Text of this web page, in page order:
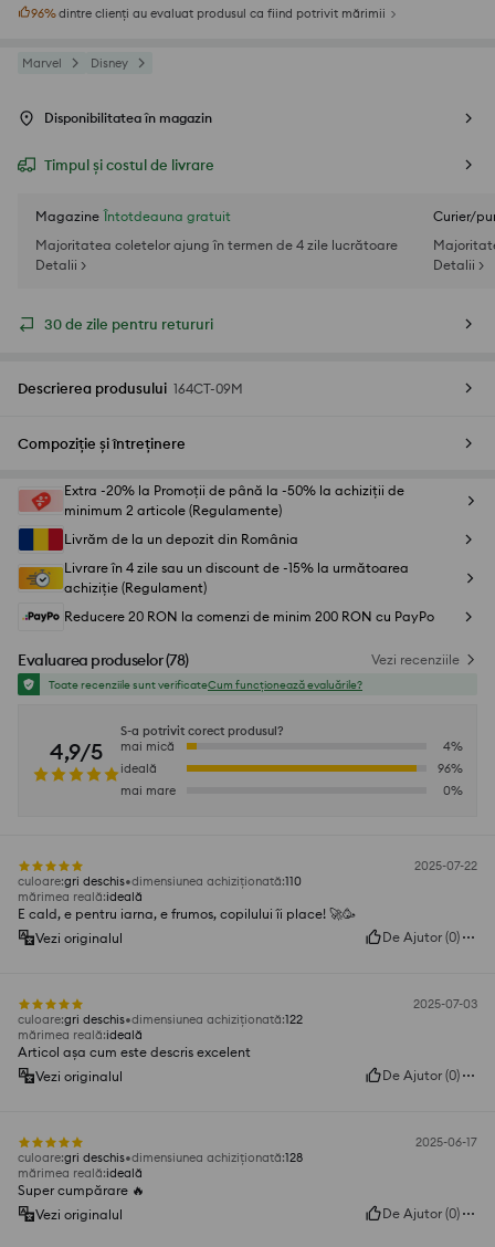
96%dintre clienți au evaluat produsul ca fiind potrivit mărimii
Marvel Disney
Disponibilitatea în magazin
Timpul și costul de livrare
Magazine Întotdeauna gratuit
Majoritatea coletelor ajung în termen de 4 zile lucrătoare
Detalii >
Curier/
Detalii >
30 de zile pentru retururi
Descrierea produsului 164CT-09M
Compoziție și întreținere
Extra -20% la Promoții de până la -50% la achiziții de
minimum 2 articole (Regulamente)
Livrăm de la un depozit din România
Livrare în 4 zile sau un discount de -15% la următoarea
achiziție (Regulament)
Reducere 20 RON la comenzi de minim 200 RON cu PayPo
Evaluarea produselor(78) Vezi recenziile
Toate recenziile sunt verificateCum funcționează evaluările?
4,9/5
S-a potrivit corect produsul?
mai mică
4%
ideală
96%
mai mare
0%
2025-07-22
culoare:gri deschis dimensiunea achiziționată:110
mărimea reală:ideală
E cald, e pentru iarna, e frumos, copilului îi place! 🚀🥳
Vezi originalul
De Ajutor (0)
2025-07-03
culoare:gri deschis dimensiunea achiziționată:122
mărimea reală:ideală
Articol așa cum este descris excelent
Vezi originalul
De Ajutor (0)
2025-06-17
culoare:gri deschis dimensiunea achiziționată:128
mărimea reală:ideală
Super cumpărare 🔥
Vezi originalul
De Ajutor (0)